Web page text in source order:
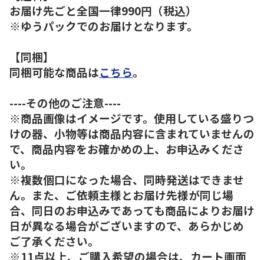
お届け先ごと全国一律990円（税込）
※ゆうパックでのお届けとなります。
【同梱】
同梱可能な商品はこちら。
----その他のご注意----
※商品画像はイメージです。使用している盛りつ
けの器、小物等は商品内容に含まれていませんの
で、商品内容をお確かめの上、お申込みくださ
い。
※複数個口になった場合、同時発送はできませ
ん。また、ご依頼主様とお届け先様が同じ場
合、同日のお申込みであっても商品によりお届け
日が異なる場合がございますので、あらかじめ
ご了承ください。
※11点以上、ご購入希望の場合は、カート画面